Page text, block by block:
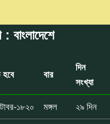
বাংলাদেশে
বার
দিন
সংখ্যা
১৮২০ মঙ্গল ২৯ দিন